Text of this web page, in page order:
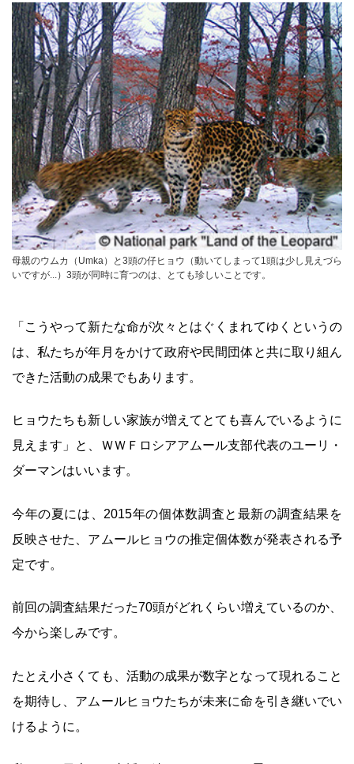
母親のウムカ（Umka）と3頭の仔ヒョウ（動いてしまって1頭は少し見えづら
いですが...）3頭が同時に育つのは、とても珍しいことです。
「こうやって新たな命が次々とはぐくまれてゆくというの
は、私たちが年月をかけて政府や民間団体と共に取り組ん
できた活動の成果でもあります。
ヒョウたちも新しい家族が増えてとても喜んでいるように
見えます」と、ＷＷＦロシアアムール支部代表のユーリ・
ダーマンはいいます。
今年の夏には、2015年の個体数調査と最新の調査結果を
反映させた、アムールヒョウの推定個体数が発表される予
定です。
前回の調査結果だった70頭がどれくらい増えているのか、
今から楽しみです。
たとえ小さくても、活動の成果が数字となって現れること
を期待し、アムールヒョウたちが未来に命を引き継いでい
けるように。